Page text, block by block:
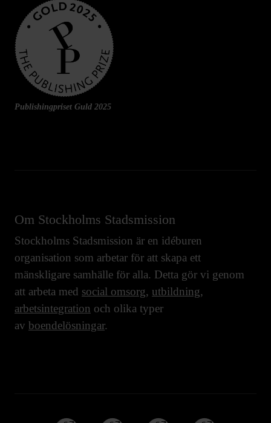
Publishingpriset Guld 2025
Om Stockholms Stadsmission
Stockholms Stadsmission är en idéburen
organisation som arbetar för att skapa ett
mänskligare samhälle för alla. Detta gör vi genom
att arbeta med social omsorg, utbildning,
arbetsintegration och olika typer
av boendelösningar.